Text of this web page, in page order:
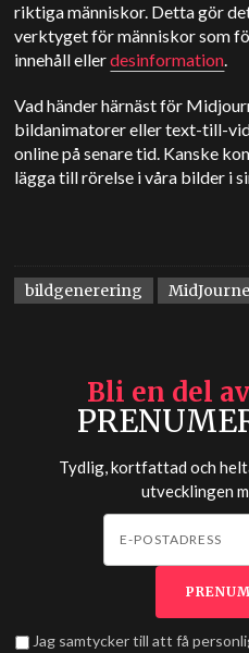
riktiga människor. Detta gör
verktyget för människor som
innehåll ellerdesinformation.
Vad händer härnäst för
bildanimatorer eller text-till-
online på senare tid. Kanske
lägga till rörelse i våra bilder i
bildgenerering
Bli en del
Tydlig, kortfattad och
utvecklingen
Jag samtycker till att få